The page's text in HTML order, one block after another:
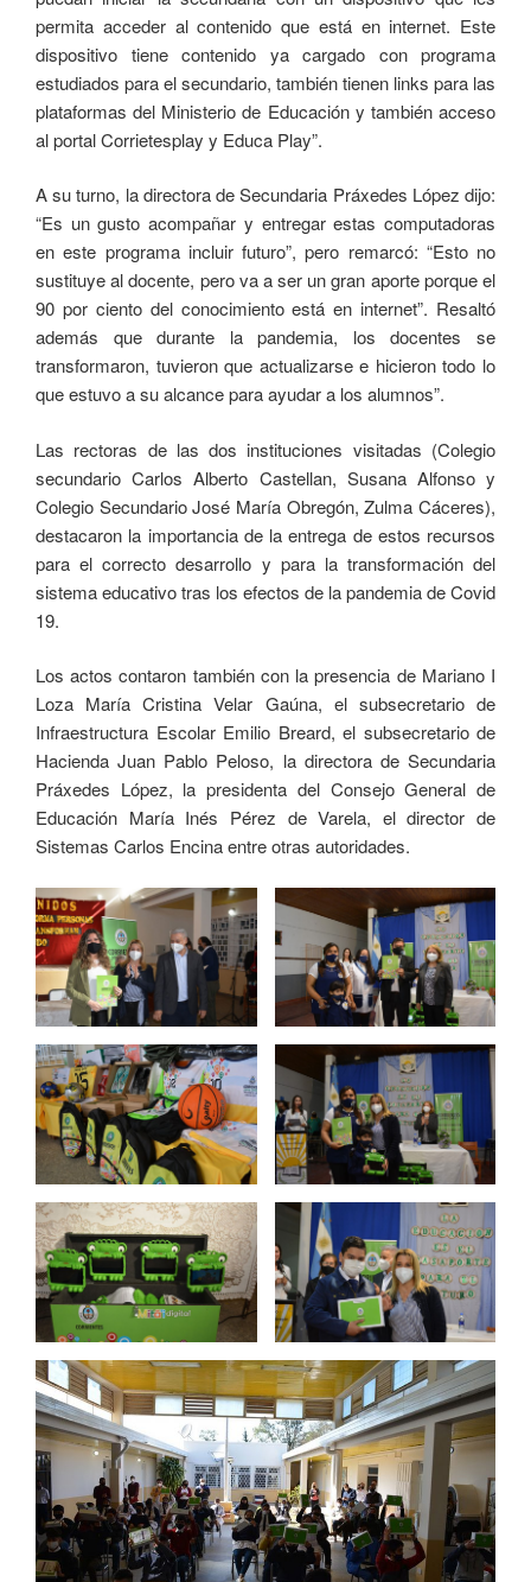
permita acceder al contenido que está en internet. Este
dispositivo tiene contenido ya cargado con programa
estudiados para el secundario, también tienen links para las
plataformas del Ministerio de Educación y también acceso
al portal Corrietesplay y Educa Play”.
A su turno, la directora de Secundaria Práxedes López dijo:
“Es un gusto acompañar y entregar estas computadoras
en este programa incluir futuro”, pero remarcó: “Esto no
sustituye al docente, pero va a ser un gran aporte porque el
90 por ciento del conocimiento está en internet”. Resaltó
además que durante la pandemia, los docentes se
transformaron, tuvieron que actualizarse e hicieron todo lo
que estuvo a su alcance para ayudar a los alumnos”.
Las rectoras de las dos instituciones visitadas (Colegio
secundario Carlos Alberto Castellan, Susana Alfonso y
Colegio Secundario José María Obregón, Zulma Cáceres),
destacaron la importancia de la entrega de estos recursos
para el correcto desarrollo y para la transformación del
sistema educativo tras los efectos de la pandemia de Covid
19.
Los actos contaron también con la presencia de Mariano I
Loza María Cristina Velar Gaúna, el subsecretario de
Infraestructura Escolar Emilio Breard, el subsecretario de
Hacienda Juan Pablo Peloso, la directora de Secundaria
Práxedes López, la presidenta del Consejo General de
Educación María Inés Pérez de Varela, el director de
Sistemas Carlos Encina entre otras autoridades.